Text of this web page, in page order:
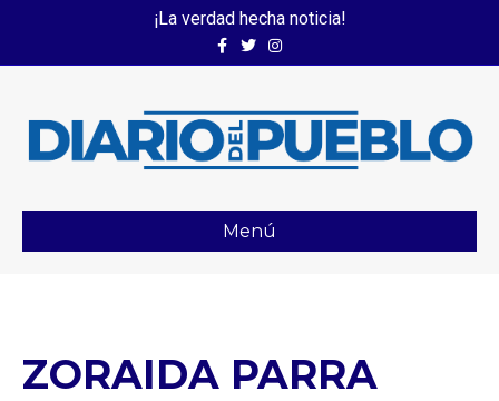
¡La verdad hecha noticia!
FacebookTwitterInstagram
Menú
ZORAIDA PARRA